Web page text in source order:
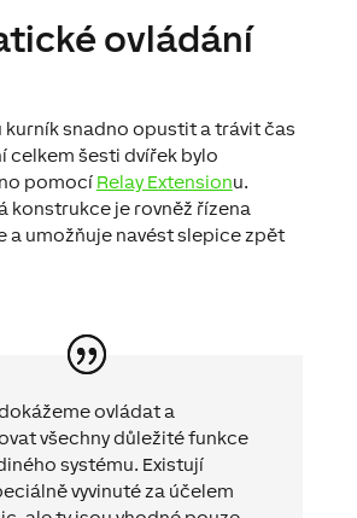
ovládání
kurník snadno opustit a trávit čas
celkem šesti dvířek bylo
pomocí Relay Extensionu.
konstrukce je rovněž řízena
a umožňuje navést slepice zpět
ovládat a
všechny důležité funkce
systému. Existují
vyvinuté za účelem